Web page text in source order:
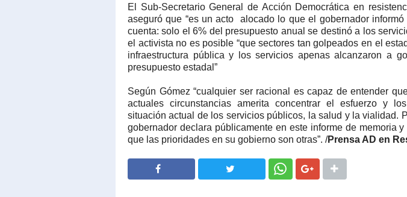
El Sub-Secretario General de Acción Democrática en
aseguró que “es un acto alocado lo que el gobernador
cuenta: solo el 6% del presupuesto anual se destinó a los
el activista no es posible “que sectores tan golpeados en el
infraestructura pública y los servicios apenas alcanzaron a
presupuesto estadal”
Según Gómez “cualquier ser racional es capaz de entender
actuales circunstancias amerita concentrar el esfuerzo y
situación actual de los servicios públicos, la salud y la vialidad.
gobernador declara públicamente en este informe de memoria
que las prioridades en su gobierno son otras”. /Prensa AD en